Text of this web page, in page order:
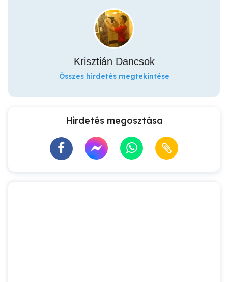
Krisztián Dancsok
Összes hirdetés megtekintése
Hirdetés megosztása